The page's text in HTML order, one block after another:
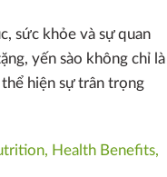
sức khỏe và sự quan
yến sào không chỉ là
hiện sự trân trọng
Health Benefits,